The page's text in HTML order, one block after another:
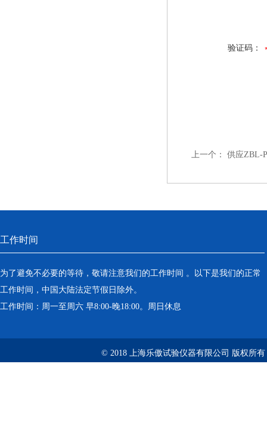
验证码：
上一个： 供应ZBL-
工作时间
为了避免不必要的等待，敬请注意我们的工作时间 。以下是我们的正常
工作时间，中国大陆法定节假日除外。
工作时间：周一至周六 早8:00-晚18:00。周日休息
© 2018 上海乐傲试验仪器有限公司 版权所